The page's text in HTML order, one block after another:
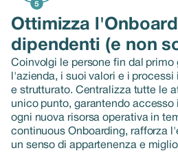
Ottimizza
dipendenti (e non
Coinvolgi le persone fin dal primo
l'azienda, i suoi valori e i
e strutturato. Centralizza tutte le
unico punto, garantendo accesso
ogni nuova risorsa operativa in
continuous Onboarding, rafforza
un senso di appartenenza e